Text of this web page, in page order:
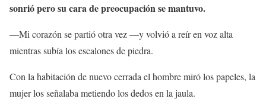
sonrió pero su cara de preocupación se mantuvo.
—Mi corazón se partió otra vez —y volvió a reír en voz alta
mientras subía los escalones de piedra.
Con la habitación de nuevo cerrada el hombre miró los papeles, la
mujer los señalaba metiendo los dedos en la jaula.